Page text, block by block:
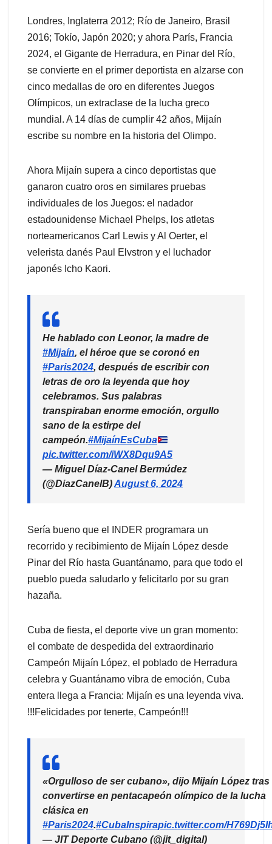
Londres, Inglaterra 2012; Río de Janeiro, Brasil
2016; Tokío, Japón 2020; y ahora París, Francia
2024, el Gigante de Herradura, en Pinar del Río,
se convierte en el primer deportista en alzarse con
cinco medallas de oro en diferentes Juegos
Olímpicos, un extraclase de la lucha greco
mundial. A 14 días de cumplir 42 años, Mijaín
escribe su nombre en la historia del Olimpo.
Ahora Mijaín supera a cinco deportistas que
ganaron cuatro oros en similares pruebas
individuales de los Juegos: el nadador
estadounidense Michael Phelps, los atletas
norteamericanos Carl Lewis y Al Oerter, el
velerista danés Paul Elvstron y el luchador
japonés Icho Kaori.
He hablado con Leonor, la madre de
#Mijaín, el héroe que se coronó en
#Paris2024, después de escribir con
letras de oro la leyenda que hoy
celebramos. Sus palabras
transpiraban enorme emoción, orgullo
sano de la estirpe del
campeón.#MijaínEsCuba
pic.twitter.com/iWX8Dqu9A5
— Miguel Díaz-Canel Bermúdez
(@DiazCanelB)August 6, 2024
Sería bueno que el INDER programara un
recorrido y recibimiento de Mijaín López desde
Pinar del Río hasta Guantánamo, para que todo el
pueblo pueda saludarlo y felicitarlo por su gran
hazaña.
Cuba de fiesta, el deporte vive un gran momento:
el combate de despedida del extraordinario
Campeón Mijaín López, el poblado de Herradura
celebra y Guantánamo vibra de emoción, Cuba
entera llega a Francia: Mijaín es una leyenda viva.
!!!Felicidades por tenerte, Campeón!!!
«Orgulloso de ser cubano», dijo Mijaín López tras
convertirse en pentacapeón olímpico de la lucha
clásica en
#Paris2024.#CubaInspirapic.twitter.com/
— JIT Deporte Cubano (@jit_digital)